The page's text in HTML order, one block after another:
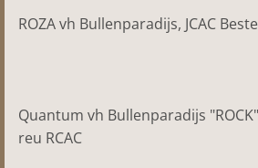
ROZA vh Bullenparadijs, JCAC
Quantum vh Bullenparadijs
reu RCAC